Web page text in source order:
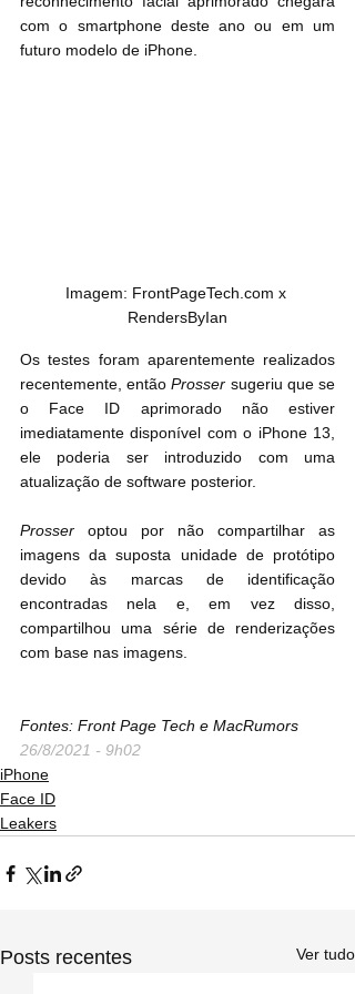
com o smartphone deste ano‌ ou em um
Imagem: FrontPageTech.com x
RendersByIan
Os testes foram aparentemente realizados
recentemente, então Prosser sugeriu que se
o Face ID aprimorado não estiver
imediatamente disponível com o ‌iPhone 13‌,
ele poderia ser introduzido com uma
atualização de software posterior.
Prosser optou por não compartilhar as
imagens da suposta unidade de protótipo
devido às marcas de identificação
encontradas nela e, em vez disso,
compartilhou uma série de renderizações
com base nas imagens.
Fontes: Front Page Tech e MacRumors
26/8/2021 - 9h02
iPhone
Face ID
Leakers
Posts recentes Ver tudo